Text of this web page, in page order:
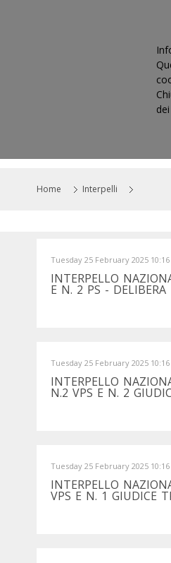
Home Interpelli
Tuesday 25 February 2025 10:16
INTERPELLO
E N. 2 PS - DELIBERA
Tuesday 25 February 2025 10:16
INTERPELLO
N.2 VPS E N. 2
Tuesday 25 February 2025 10:16
INTERPELLO
VPS E N. 1 GIUDICE